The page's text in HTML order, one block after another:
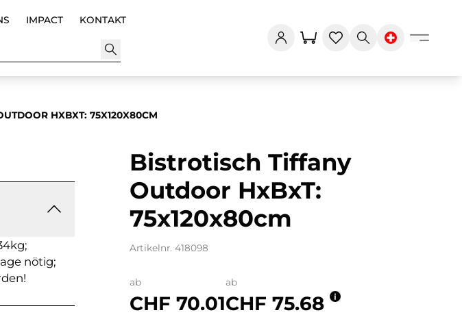
IMPACT KONTAKT
HXBXT: 75X120X80CM
Bistrotisch Tiffany
Outdoor HxBxT:
75x120x80cm
Artikelnr. 418098
ab
CHF 70.01
ab
CHF 75.68
nötig;